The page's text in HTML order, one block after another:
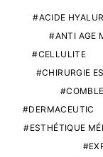
ACIDE
ANTI AGE
CELLULITE
CHIRURGIE
DERMACEUTIC
ESTHÉTIQUE